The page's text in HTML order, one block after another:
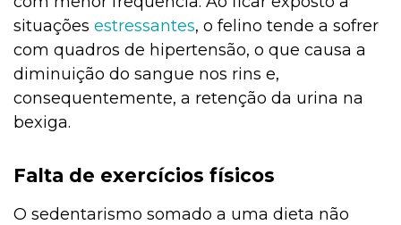
situações estressantes, o felino tende a sofrer
com quadros de hipertensão, o que causa a
diminuição do sangue nos rins e,
consequentemente, a retenção da urina na
bexiga.
Falta de exercícios físicos
O sedentarismo somado a uma dieta não